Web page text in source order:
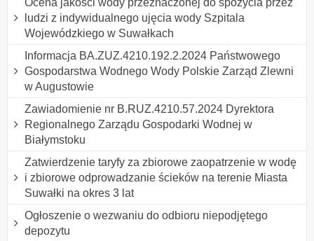
ludzi z indywidualnego ujęcia wody Szpitala
Wojewódzkiego w Suwałkach
Informacja BA.ZUZ.4210.192.2.2024 Państwowego
Gospodarstwa Wodnego Wody Polskie Zarząd Zlewni
w Augustowie
Zawiadomienie nr B.RUZ.4210.57.2024 Dyrektora
Regionalnego Zarządu Gospodarki Wodnej w
Białymstoku
Zatwierdzenie taryfy za zbiorowe zaopatrzenie w wodę
i zbiorowe odprowadzanie ścieków na terenie Miasta
Suwałki na okres 3 lat
Ogłoszenie o wezwaniu do odbioru niepodjętego
depozytu